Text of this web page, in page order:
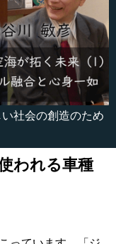
社会の創造のため
われる車種